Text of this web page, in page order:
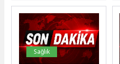
Buca Belediyesi ailelere
yönelik psikolojik destek...
Sağlık